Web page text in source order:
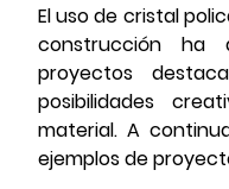
El uso de cristal
construcción ha
proyectos
posibilidades
material. A
ejemplos de